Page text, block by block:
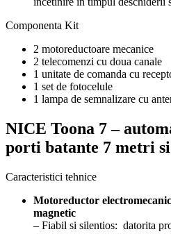
Componenta Kit
2 motoreductoare mecanice
2 telecomenzi cu doua canale
1 unitate de comanda cu
1 set de fotocelule
1 lampa de semnalizare cu
NICE Toona 7 –
porti batante 7 metri
Caracteristici tehnice
Motoreductor
magnetic
– Fiabil si silentios: datorita